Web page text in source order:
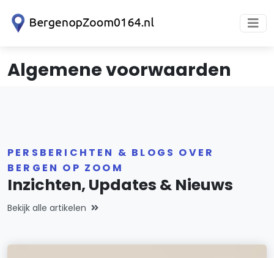
Algemene voorwaarden
PERSBERICHTEN & BLOGS OVER
BERGEN OP ZOOM
Inzichten, Updates & Nieuws
Bekijk alle artikelen